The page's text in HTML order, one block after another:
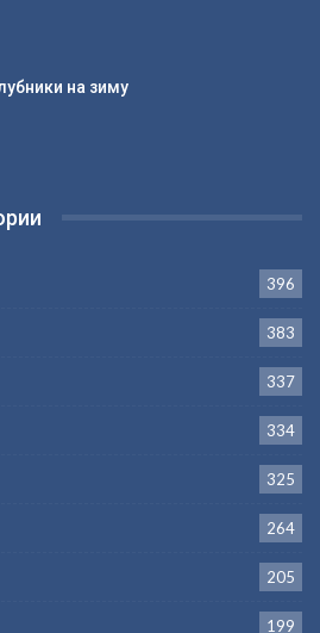
на зиму
396
383
337
334
325
264
205
199